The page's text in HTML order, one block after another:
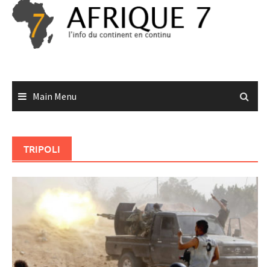
Skip
content
Main Menu
TRIPOLI